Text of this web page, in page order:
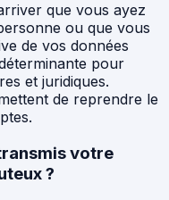
que vous ayez
ou que vous
de vos données
pour
et juridiques.
de reprendre le
votre
?